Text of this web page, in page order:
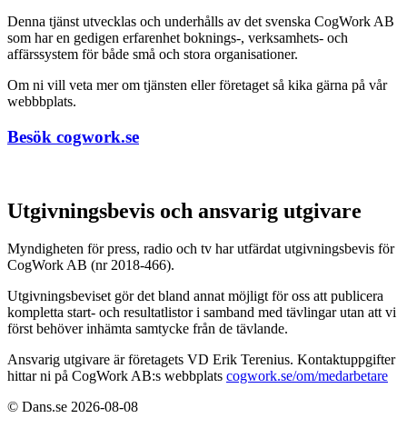
Denna tjänst utvecklas och underhålls av det svenska CogWork AB
som har en gedigen erfarenhet boknings-, verksamhets- och
affärssystem för både små och stora organisationer.
Om ni vill veta mer om tjänsten eller företaget så kika gärna på vår
webbbplats.
Besök cogwork.se
Utgivningsbevis och ansvarig utgivare
Myndigheten för press, radio och tv har utfärdat utgivningsbevis för
CogWork AB (nr 2018-466).
Utgivningsbeviset gör det bland annat möjligt för oss att publicera
kompletta start- och resultatlistor i samband med tävlingar utan att vi
först behöver inhämta samtycke från de tävlande.
Ansvarig utgivare är företagets VD Erik Terenius. Kontaktuppgifter
hittar ni på CogWork AB:s webbplats cogwork.se/om/medarbetare
© Dans.se 2026-08-08